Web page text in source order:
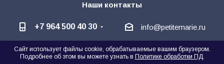
🗨
Наши контакты
+7 964 500 40 30 info@petitemarie.ru
@petite_kids +7 964 500 40 30
Сайт использует файлы cookie, обрабатываемые вашим браузером.
Подробнее об этом вы можете узнать в Политике обработки ПД.